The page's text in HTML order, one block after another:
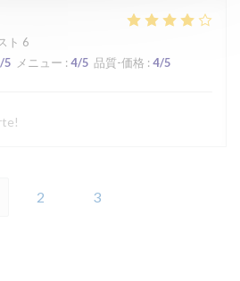
ト 6
/5 メニュー : 4/5 品質-価格 : 4/5
2 3